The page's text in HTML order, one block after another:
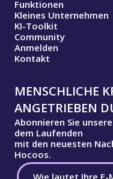
Funktionen
Kleines Unternehmen
KI-Toolkit
Community
Anmelden
Kontakt
MENSCHLICHE
ANGETRIEBEN
Abonnieren Sie
dem Laufenden
mit den neuesten
Hocoos.